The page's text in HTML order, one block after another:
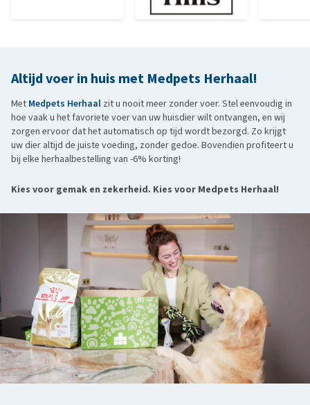
Altijd voer in huis met Medpets Herhaal!
Met Medpets Herhaal zit u nooit meer zonder voer. Stel eenvoudig in
hoe vaak u het favoriete voer van uw huisdier wilt ontvangen, en wij
zorgen ervoor dat het automatisch op tijd wordt bezorgd. Zo krijgt
uw dier altijd de juiste voeding, zonder gedoe. Bovendien profiteert u
bij elke herhaalbestelling van -6% korting!
Kies voor gemak en zekerheid. Kies voor Medpets Herhaal!